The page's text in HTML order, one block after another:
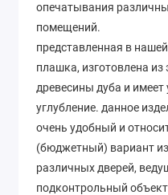
опечатывания
помещений.
представленная в
плашка, изготовлена из
древесины дуба и
углубление. данное
очень удобный и
(бюджетный) вариант
различных дверей,
подконтрольный